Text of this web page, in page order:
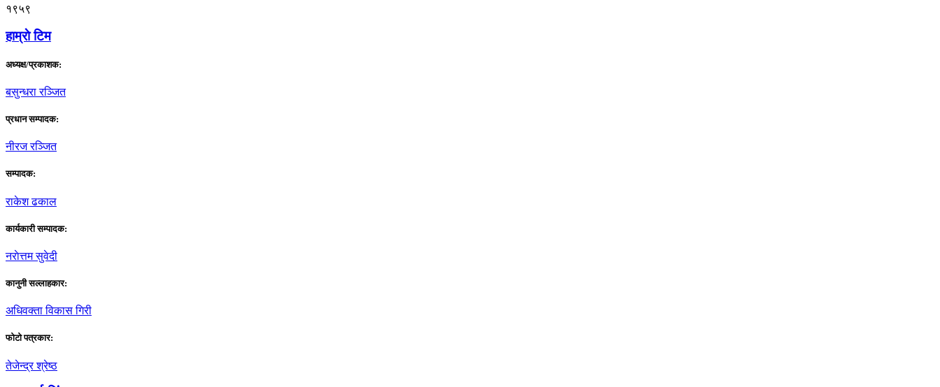
१९५९
हाम्राे टिम
अध्यक्ष/प्रकाशक:
बसुन्धरा रञ्जित
प्रधान सम्पादक:
नीरज रञ्जित
सम्पादक:
राकेश ढकाल
कार्यकारी सम्पादक:
नराेत्तम सुवेदी
कानुनी सल्लाहकार:
अधिवक्ता विकास गिरी
फाेटाे पत्रकार:
तेजेन्द्र श्रेष्ठ